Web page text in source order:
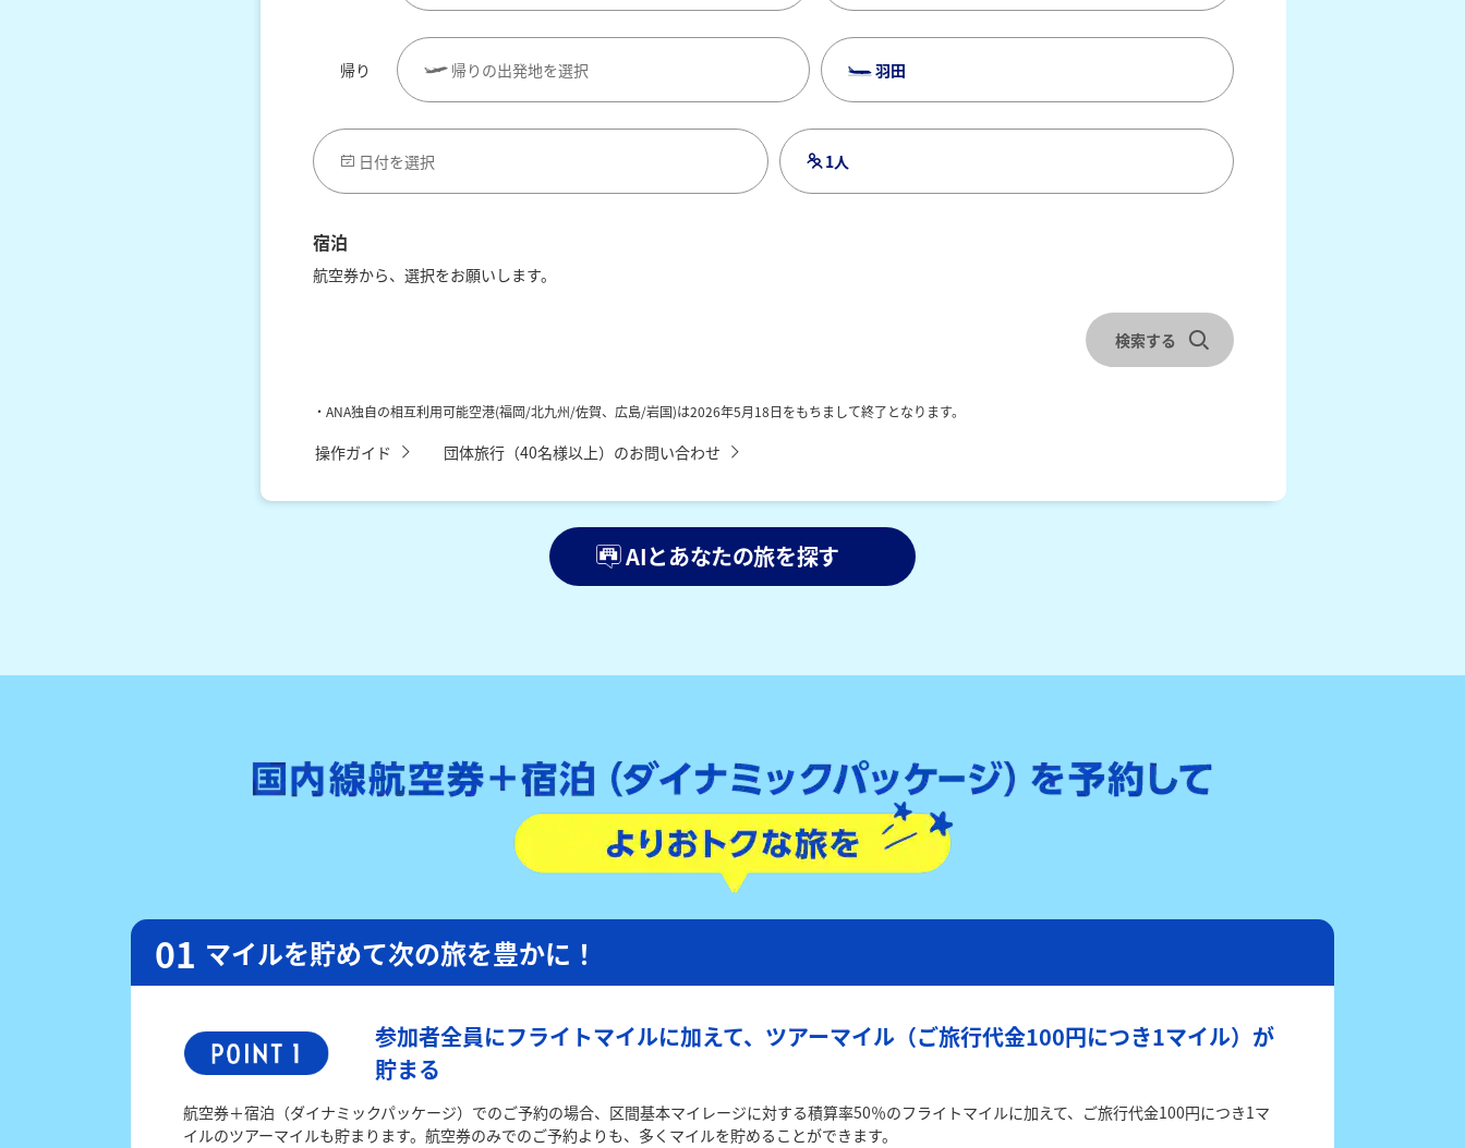
帰り 帰りの出発地を選択 羽田
日付を選択 1人
宿泊
航空券から、選択をお願いします。
検索する
・ANA独自の相互利用可能空港(福岡/北九州/佐賀、広島/岩国)は2026年5月18日をもちまして終了となります。
操作ガイド 団体旅行（40名様以上）のお問い合わせ
AIとあなたの旅を探す
マイルを貯めて次の旅を豊かに！
参加者全員にフライトマイルに加えて、ツアーマイル（ご旅行代金100円につき1マイル）が
貯まる
航空券＋宿泊（ダイナミックパッケージ）でのご予約の場合、区間基本マイレージに対する積算率50％のフライトマイルに加えて、ご旅行代金100円につき1マ
イルのツアーマイルも貯まります。航空券のみでのご予約よりも、多くマイルを貯めることができます。